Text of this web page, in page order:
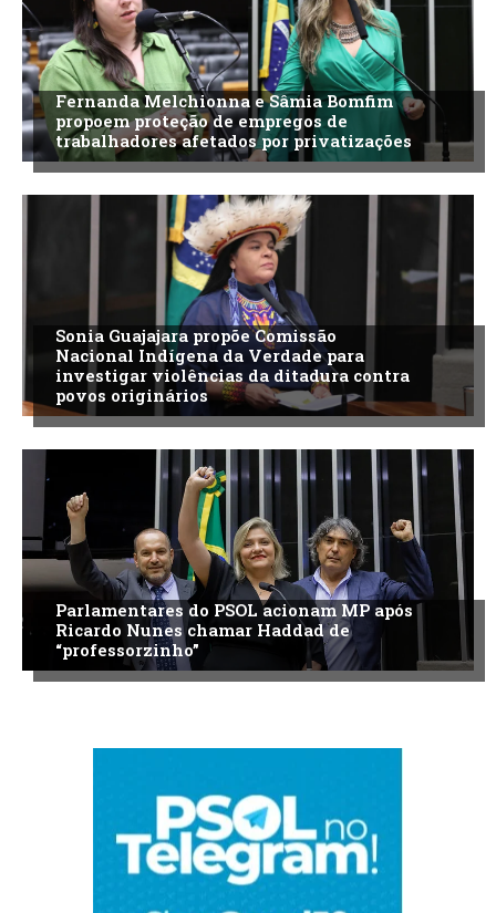
Fernanda Melchionna e Sâmia Bomfim
propoem proteção de empregos de
trabalhadores afetados por privatizações
Sonia Guajajara propõe Comissão
Nacional Indígena da Verdade para
investigar violências da ditadura contra
povos originários
Parlamentares do PSOL acionam MP após
Ricardo Nunes chamar Haddad de
“professorzinho”